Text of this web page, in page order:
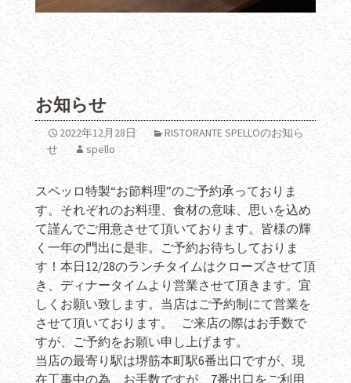
お知らせ
2022年12月28日
RISTORANTE SPELLOのお知ら
せ
spello
スペッロ特製“お節料理”のご予約承っておりま
す。それぞれのお料理、食材の意味、思いを込め
て謹んでご用意させて頂いております。皆様の輝
く一年の門出に是非。ご予約お待ちしておりま
す！本日12/28のランチタイムはクローズさせて頂
き、ディナータイムより営業させて頂きます。宜
しくお願い致します。当店はご予約制にて営業を
させて頂いております。 ご来店の際はお手数で
すが、ご予約をお願い申し上げます。
当店の最寄り駅は堺筋本町駅6番出口ですが、現
在工事中の為、お手数ですが、7番出口をご利用